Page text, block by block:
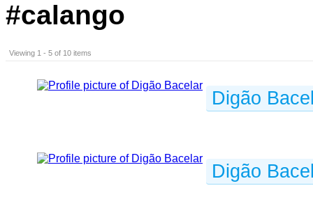
#calango
Viewing 1 - 5 of 10 items
Digão
Digão